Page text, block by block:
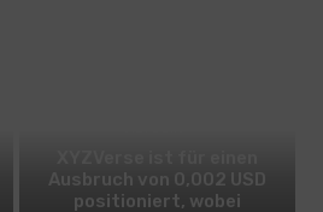
Ausbruch von 0,002 USD
positioniert, wobei